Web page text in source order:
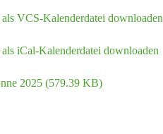
VCS-Kalenderdatei downloaden
iCal-Kalenderdatei downloaden
2025 (579.39 KB)